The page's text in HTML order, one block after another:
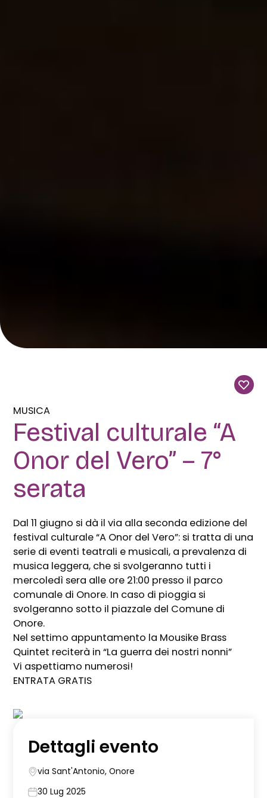
MUSICA
Festival culturale “A
Onor del Vero” – 7°
serata
Dal 11 giugno si dà il via alla seconda edizione del
festival culturale “A Onor del Vero”: si tratta di una
serie di eventi teatrali e musicali, a prevalenza di
musica leggera, che si svolgeranno tutti i
mercoledì sera alle ore 21:00 presso il parco
comunale di Onore. In caso di pioggia si
svolgeranno sotto il piazzale del Comune di
Onore.
Nel settimo appuntamento la Mousike Brass
Quintet reciterà in “La guerra dei nostri nonni”
Vi aspettiamo numerosi!
ENTRATA GRATIS
Dettagli evento
via Sant'Antonio, Onore
30 Lug 2025